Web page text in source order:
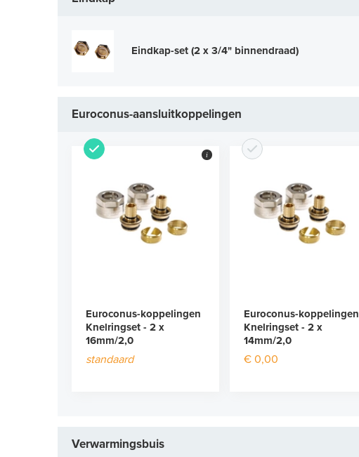
Eindkap-set (2 x 3/4" binnendraad)
Euroconus-aansluitkoppelingen
Euroconus-koppelingen
Knelringset - 2 x
16mm/2,0
standaard
i
Euroconus-koppelingen
Knelringset - 2 x
14mm/2,0
€ 0,00
Verwarmingsbuis